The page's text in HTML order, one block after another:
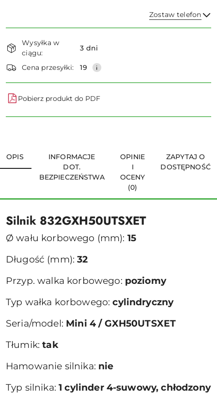
Zostaw telefon
i
dostawa
Wysyłka w
ciągu:
3 dni
Cena przesyłki: 19
Pobierz produkt do PDF
OPIS
INFORMACJE
DOT.
BEZPIECZEŃSTWA
OPINIE
I
OCENY
(0)
ZAPYTAJ O
DOSTĘPNOŚĆ
Silnik 832GXH50UTSXET
Ø wału korbowego (mm): 15
Długość (mm):32
Przyp. walka korbowego: poziomy
Typ wałka korbowego:cylindryczny
Seria/model: Mini 4 / GXH50UTSXET
Tłumik:tak
Hamowanie silnika: nie
Typ silnika:1 cylinder 4-suwowy, chłodzony